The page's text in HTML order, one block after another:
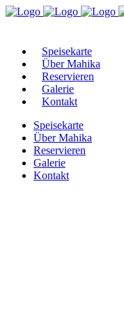
Speisekarte
Über Mahika
Reservieren
Galerie
Kontakt
Speisekarte
Über Mahika
Reservieren
Galerie
Kontakt